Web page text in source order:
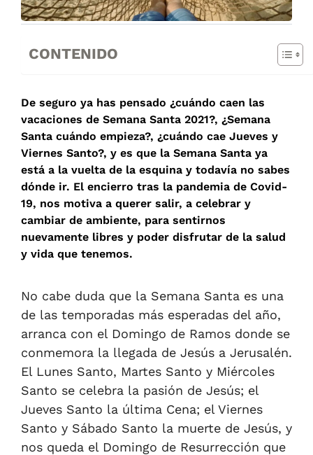
CONTENIDO
De seguro ya has pensado ¿cuándo caen las
vacaciones de Semana Santa 2021?, ¿Semana
Santa cuándo empieza?, ¿cuándo cae Jueves y
Viernes Santo?, y es que la Semana Santa ya
está a la vuelta de la esquina y todavía no sabes
dónde ir. El encierro tras la pandemia de Covid-
19, nos motiva a querer salir, a celebrar y
cambiar de ambiente, para sentirnos
nuevamente libres y poder disfrutar de la salud
y vida que tenemos.
No cabe duda que la Semana Santa es una
de las temporadas más esperadas del año,
arranca con el Domingo de Ramos donde se
conmemora la llegada de Jesús a Jerusalén.
El Lunes Santo, Martes Santo y Miércoles
Santo se celebra la pasión de Jesús; el
Jueves Santo la última Cena; el Viernes
Santo y Sábado Santo la muerte de Jesús, y
nos queda el Domingo de Resurrección que